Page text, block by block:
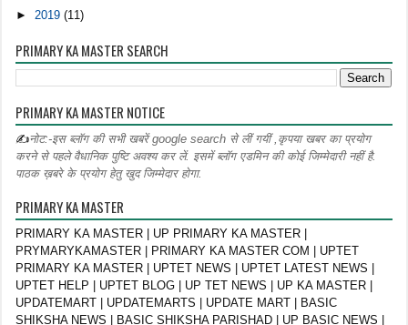
►2019(11)
PRIMARY KA MASTER SEARCH
PRIMARY KA MASTER NOTICE
✍नोट:-इस ब्लॉग की सभी खबरें google search से लीं गयीं ,कृपया खबर का प्रयोग
करने से पहले वैधानिक पुष्टि अवश्य कर लें. इसमें ब्लॉग एडमिन की कोई जिम्मेदारी नहीं है.
पाठक ख़बरे के प्रयोग हेतु खुद जिम्मेदार होगा.
PRIMARY KA MASTER
PRIMARY KA MASTER | UP PRIMARY KA MASTER |
PRYMARYKAMASTER | PRIMARY KA MASTER COM | UPTET
PRIMARY KA MASTER | UPTET NEWS | UPTET LATEST NEWS |
UPTET HELP | UPTET BLOG | UP TET NEWS | UP KA MASTER |
UPDATEMART | UPDATEMARTS | UPDATE MART | BASIC
SHIKSHA NEWS | BASIC SHIKSHA PARISHAD | UP BASIC NEWS |